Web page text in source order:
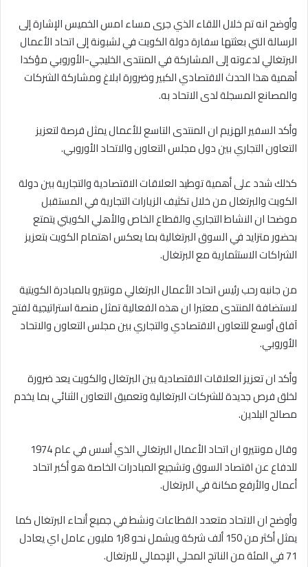
وأوضح انه تم خلال اللقاء الذي جرى مساء امس الخميس الإشارة إلى
الرسالة التي بعثتها سفارة دولة الكويت في لشبونة إلى اتحاد الأعمال
البرتغالي لدعوته إلى المشاركة في المنتدى الخليجي-الأوروبي مؤكدا
أهمية هذا الحدث الاقتصادي الكبير وضرورة ابلاغ ومشاركة الشركات
والمصانع المسجلة لدى الاتحاد به.
وأكد السفير الهزيم ان المنتدى التاسع للأعمال يمثل فرصة لتعزيز
التعاون التجاري بين دول مجلس التعاون والاتحاد الأوروبي.
كذلك شدد على أهمية توطيد العلاقات الاقتصادية والتجارية بين دولة
الكويت والبرتغال من خلال تكثيف الزيارات التجارية في المستقبل
موضحا ان النشاط التجاري والقطاع الخاص والأهلي الكويتي يتمتع
بحضور متزايد في السوق البرتغالية بما يعكس اهتمام الكويت بتعزيز
الشراكات الاستثمارية مع البرتغال.
من جانبه رحب رئيس اتحاد الأعمال البرتغالي مونتيرو بالمبادرة الكويتية
لاستضافة المنتدى معتبرا ان هذه الفعالية تمثل منصة استراتيجية لفتح
آفاق أوسع للتعاون الاقتصادي والتجاري بين مجلس التعاون والاتحاد
الأوروبي.
وأكد ان تعزيز العلاقات الاقتصادية بين البرتغال والكويت يعد ضرورة
لخلق فرص جديدة للشركات البرتغالية وتعميق التعاون الثنائي بما يخدم
مصالح البلدين.
وقال مونتيرو ان اتحاد الأعمال البرتغالي الذي أسس في عام 1974
للدفاع عن اقتصاد السوق وتشجيع المبادرات الخاصة هو أكبر اتحاد
أعمال والأرفع مكانة في البرتغال.
وأوضح ان الاتحاد متعدد القطاعات ونشط في جميع أنحاء البرتغال كما
يمثل أكثر من 150 ألف شركة ويشمل نحو 8ر1 مليون عامل اي يعادل
71 في المئة من الناتج المحلي الإجمالي للبرتغال.